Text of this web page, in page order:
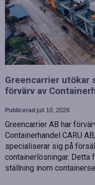
Greencarrier utökar
förvärv av
Publicerad juli 10, 2026
Greencarrier AB har
Containerhandel CARU
specialiserar sig på
containerlösningar. Detta
ställning inom